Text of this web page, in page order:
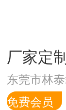
东莞市林
免费会员